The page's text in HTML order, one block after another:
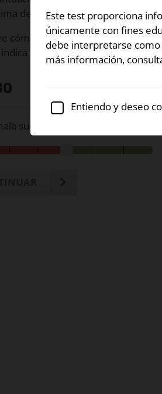
de la persona que lo realiza.
cómo es tu autoestima? Para
a continuación en qué
suerte.
Este test proporciona
únicamente con fines
debe interpretarse como
más información,
Entiendo y deseo